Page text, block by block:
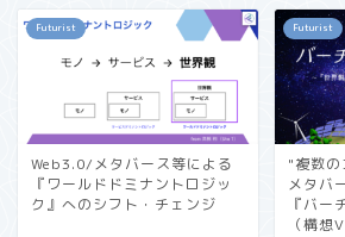
Futurist
Web3.0/メタバース等による
『ワールドドミナントロジッ
ク』へのシフト・チェンジ
Futurist
"複数
メタバ
『バー
（構想